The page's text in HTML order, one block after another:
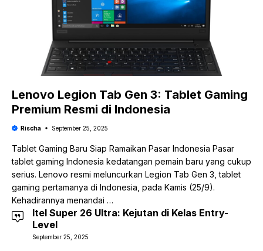
Lenovo Legion Tab Gen 3: Tablet Gaming
Premium Resmi di Indonesia
Rischa September 25, 2025
Tablet Gaming Baru Siap Ramaikan Pasar Indonesia Pasar
tablet gaming Indonesia kedatangan pemain baru yang cukup
serius. Lenovo resmi meluncurkan Legion Tab Gen 3, tablet
gaming pertamanya di Indonesia, pada Kamis (25/9).
Kehadirannya menandai …
Itel Super 26 Ultra: Kejutan di Kelas Entry-
Level
September 25, 2025